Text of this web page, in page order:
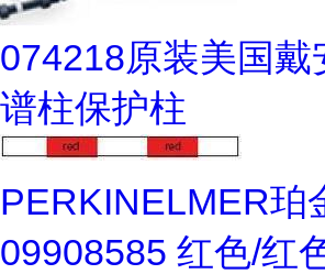
074218原装美国戴
谱柱保护柱
PERKINELMER珀
09908585 红色/红